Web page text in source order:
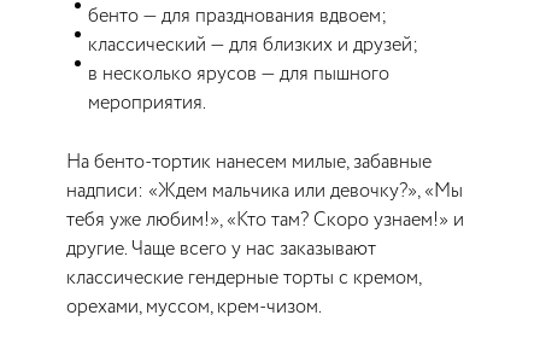
бенто — для празднования вдвоем;
классический — для близких и друзей;
в несколько ярусов — для пышного
мероприятия.
На бенто-тортик нанесем милые, забавные
надписи: «Ждем мальчика или девочку?», «Мы
тебя уже любим!», «Кто там? Скоро узнаем!» и
другие. Чаще всего у нас заказывают
классические гендерные торты с кремом,
орехами, муссом, крем-чизом.